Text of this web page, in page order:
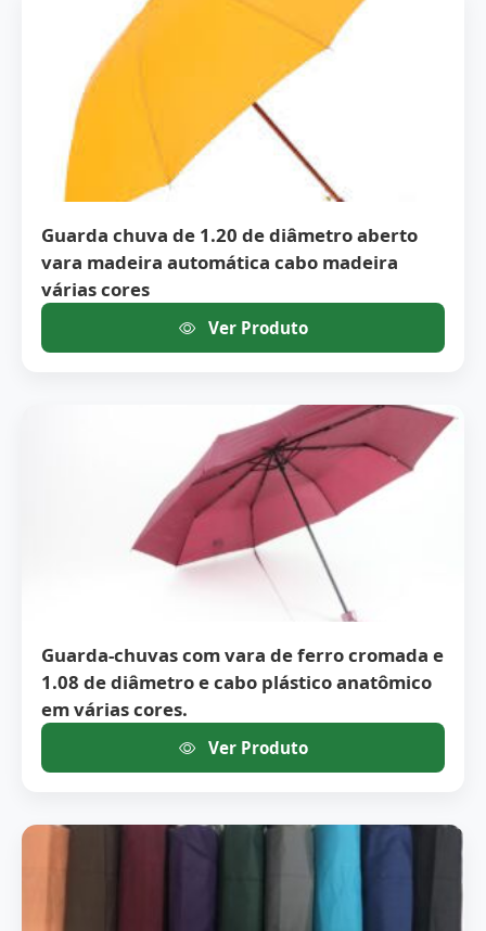
Guarda chuva de 1.20 de diâmetro aberto
vara madeira automática cabo madeira
várias cores
Ver Produto
Guarda-chuvas com vara de ferro cromada e
1.08 de diâmetro e cabo plástico anatômico
em várias cores.
Ver Produto